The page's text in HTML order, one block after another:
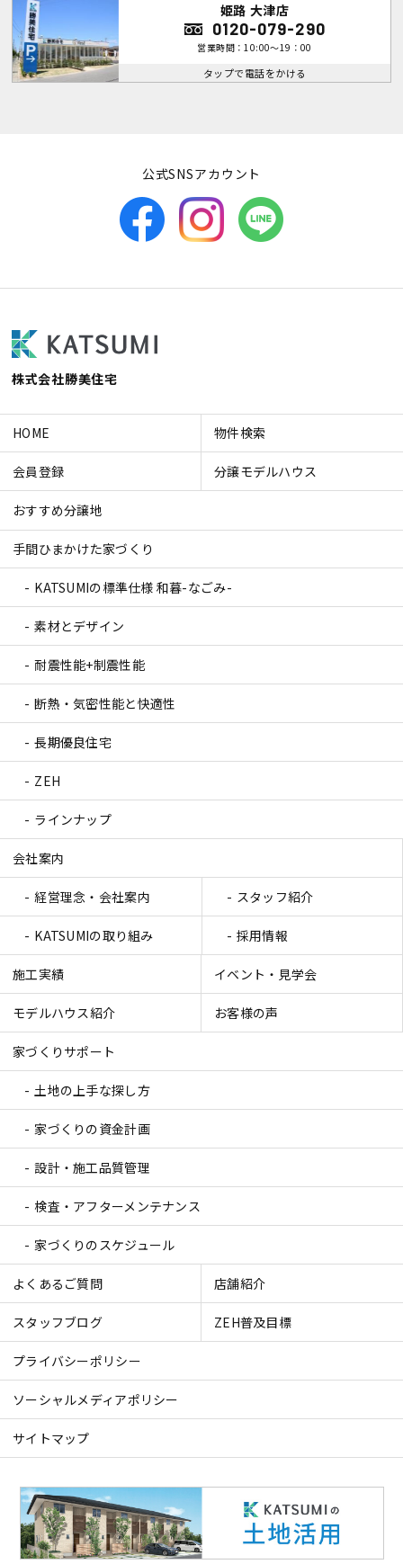
姫路 大津店
0120-079-290
営業時間：10:00～19：00
タップで電話をかける
公式SNSアカウント
株式会社勝美住宅
HOME 物件検索
会員登録 分譲モデルハウス
おすすめ分譲地
手間ひまかけた家づくり
KATSUMIの標準仕様 和暮-なごみ-
素材とデザイン
耐震性能+制震性能
断熱・気密性能と快適性
長期優良住宅
ZEH
ラインナップ
会社案内
経営理念・会社案内 スタッフ紹介
KATSUMIの取り組み 採用情報
施工実績 イベント・見学会
モデルハウス紹介 お客様の声
家づくりサポート
土地の上手な探し方
家づくりの資金計画
設計・施工品質管理
検査・アフターメンテナンス
家づくりのスケジュール
よくあるご質問 店舗紹介
スタッフブログ ZEH普及目標
プライバシーポリシー
ソーシャルメディアポリシー
サイトマップ